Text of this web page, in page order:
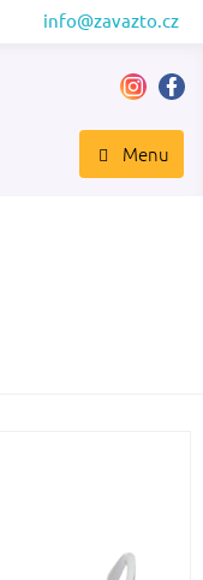
info@zavazto.cz